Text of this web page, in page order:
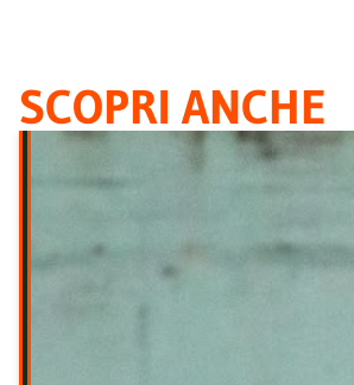
SCOPRI ANCHE